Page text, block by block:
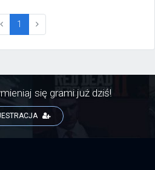
1 (current)
się grami już dziś!